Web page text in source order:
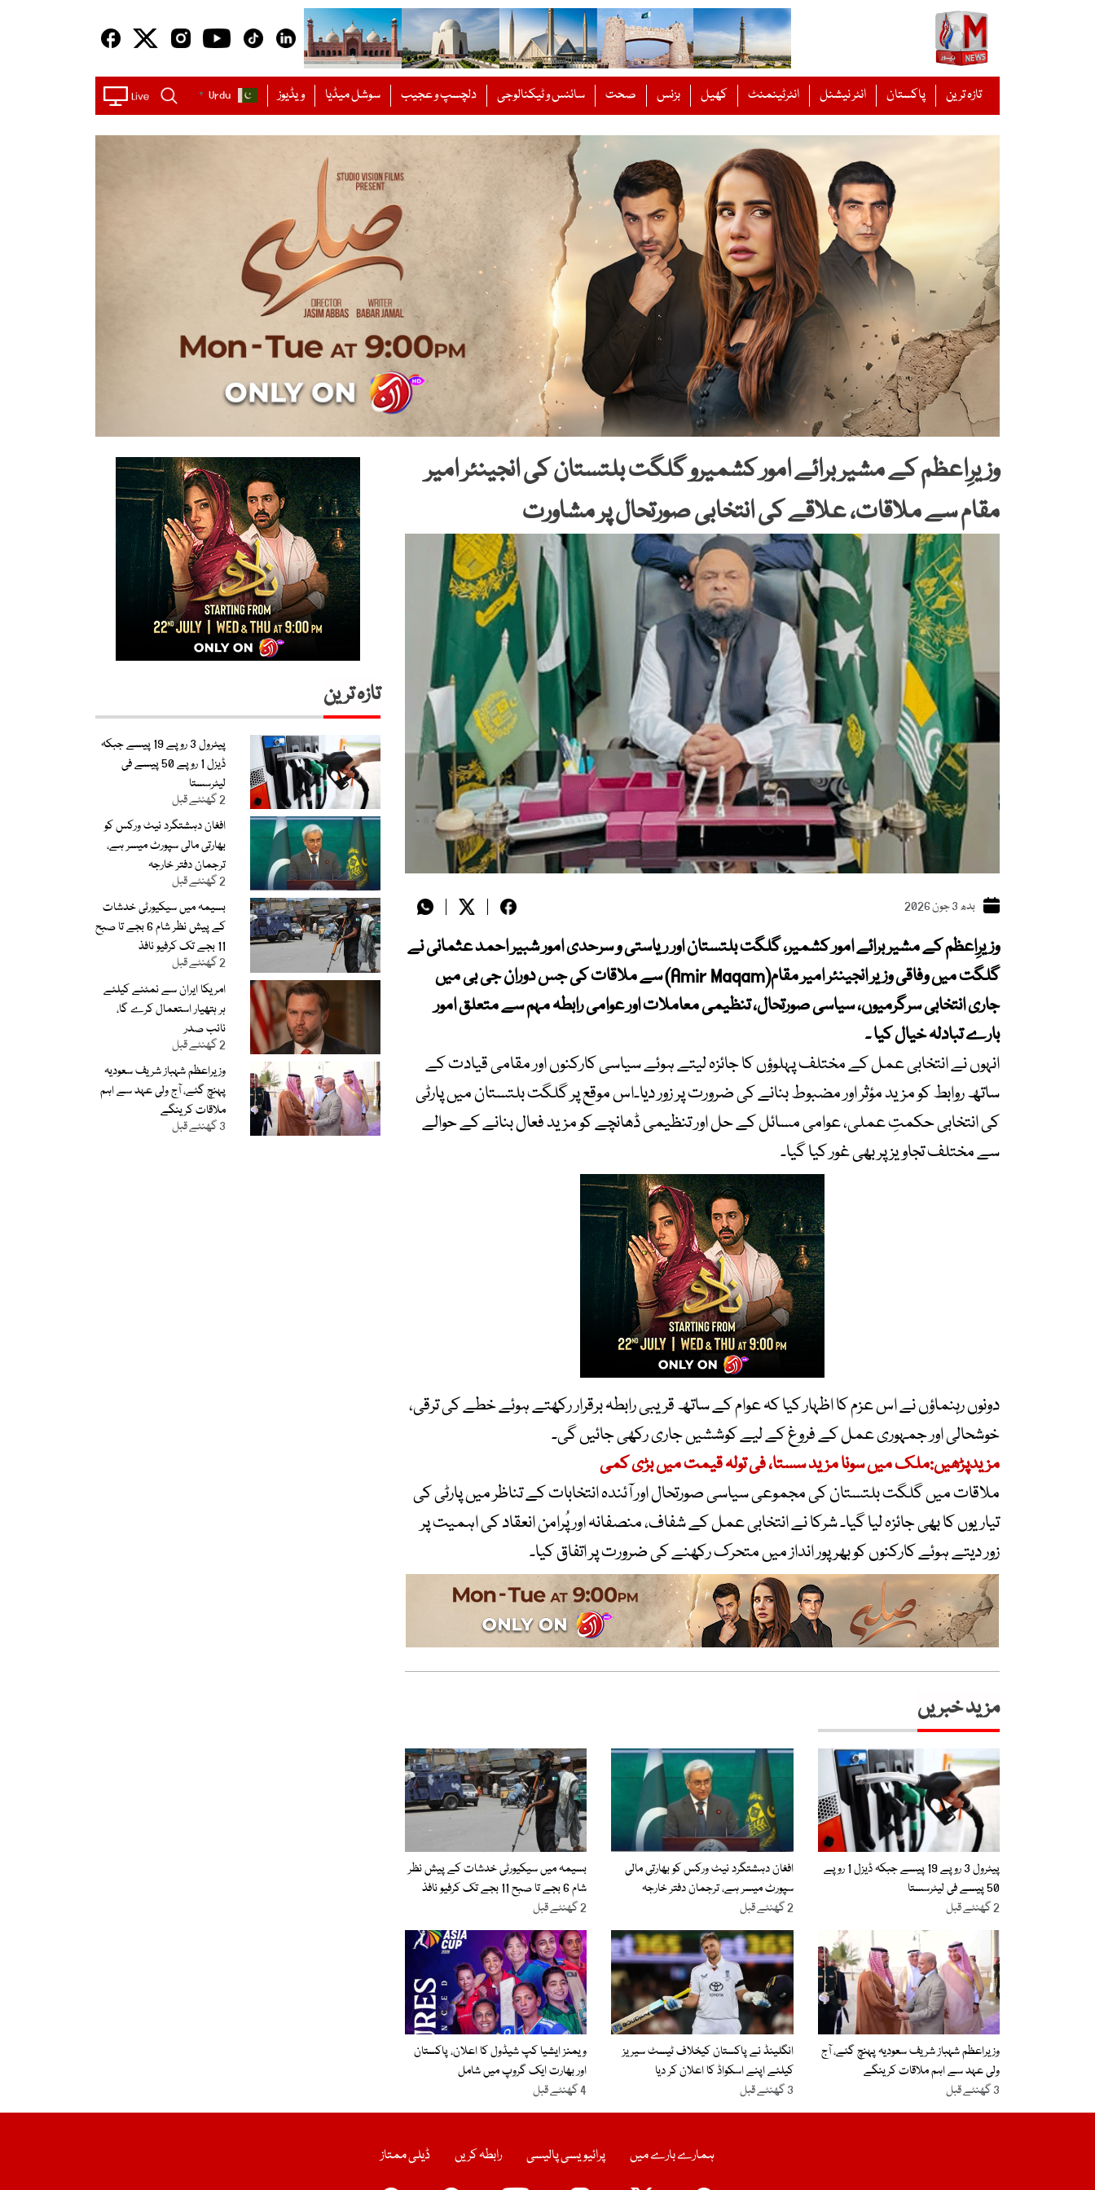
تازہ ترین پاکستان انٹر نیشنل انٹرٹینمنٹ کھیل بزنس صحت سائنس و ٹیکنالوجی دلچسپ و عجیب سوشل میڈیا ویڈیوز Urdu
▼
وزیرِاعظم کے مشیر برائے امور کشمیرو گلگت بلتستان کی انجینئر امیر
مقام سے ملاقات، علاقے کی انتخابی صورتحال پر مشاورت
بدھ 3 جون 2026
وزیرِاعظم کے مشیر برائے امور کشمیر، گلگت بلتستان اور ریاستی و سرحدی امور شبیر احمد عثمانی نے
گلگت میں وفاقی وزیر انجینئر امیر مقام(Amir Maqam) سے ملاقات کی جس دوران جی بی میں
جاری انتخابی سرگرمیوں، سیاسی صورتحال، تنظیمی معاملات اور عوامی رابطہ مہم سے متعلق امور
بارے تبادلہ خیال کیا ۔
انہوں نے انتخابی عمل کے مختلف پہلوؤں کا جائزہ لیتے ہوئے سیاسی کارکنوں اور مقامی قیادت کے
ساتھ روابط کو مزید مؤثر اور مضبوط بنانے کی ضرورت پر زور دیا۔اس موقع پر گلگت بلتستان میں پارٹی
کی انتخابی حکمتِ عملی، عوامی مسائل کے حل اور تنظیمی ڈھانچے کو مزید فعال بنانے کے حوالے
سے مختلف تجاویز پر بھی غور کیا گیا۔
دونوں رہنماؤں نے اس عزم کا اظہار کیا کہ عوام کے ساتھ قریبی رابطہ برقرار رکھتے ہوئے خطے کی ترقی،
خوشحالی اور جمہوری عمل کے فروغ کے لیے کوششیں جاری رکھی جائیں گی۔
مزیدپڑھیں:ملک میں سونا مزید سستا، فی تولہ قیمت میں بڑی کمی
ملاقات میں گلگت بلتستان کی مجموعی سیاسی صورتحال اور آئندہ انتخابات کے تناظر میں پارٹی کی
تیاریوں کا بھی جائزہ لیا گیا۔ شرکا نے انتخابی عمل کے شفاف، منصفانہ اور پُرامن انعقاد کی اہمیت پر
زور دیتے ہوئے کارکنوں کو بھرپور انداز میں متحرک رکھنے کی ضرورت پر اتفاق کیا۔
مزید خبریں
پیٹرول 3 روپے 19 پیسے جبکہ ڈیزل 1 روپے
50 پیسے فی لیٹرسستا
2 گھنٹے قبل
افغان دہشتگرد نیٹ ورکس کو بھارتی مالی
سپورٹ میسر ہے، ترجمان دفتر خارجہ
2 گھنٹے قبل
بسیمہ میں سیکیورٹی خدشات کے پیش نظر
شام 6 بجے تا صبح 11 بجے تک کرفیو نافذ
2 گھنٹے قبل
وزیراعظم شہباز شریف سعودیہ پہنچ گئے، آج
ولی عہد سے اہم ملاقات کرینگے
3 گھنٹے قبل
انگلینڈ نے پاکستان کیخلاف ٹیسٹ سیریز
کیلئے اپنے اسکواڈ کا اعلان کر دیا
3 گھنٹے قبل
ویمنز ایشیا کپ شیڈول کا اعلان، پاکستان
اور بھارت ایک گروپ میں شامل
4 گھنٹے قبل
تازہ ترین
پیٹرول 3 روپے 19 پیسے جبکہ
ڈیزل 1 روپے 50 پیسے فی
لیٹرسستا
2 گھنٹے قبل
افغان دہشتگرد نیٹ ورکس کو
بھارتی مالی سپورٹ میسر ہے،
ترجمان دفتر خارجہ
2 گھنٹے قبل
بسیمہ میں سیکیورٹی خدشات
کے پیش نظر شام 6 بجے تا صبح
11 بجے تک کرفیو نافذ
2 گھنٹے قبل
امریکا ایران سے نمٹنے کیلئے
ہر ہتھیار استعمال کرے گا،
نائب صدر
2 گھنٹے قبل
وزیراعظم شہباز شریف سعودیہ
پہنچ گئے، آج ولی عہد سے اہم
ملاقات کرینگے
3 گھنٹے قبل
ہمارے بارے میں پرائیویسی پالیسی رابطہ کریں ڈیلی ممتاز